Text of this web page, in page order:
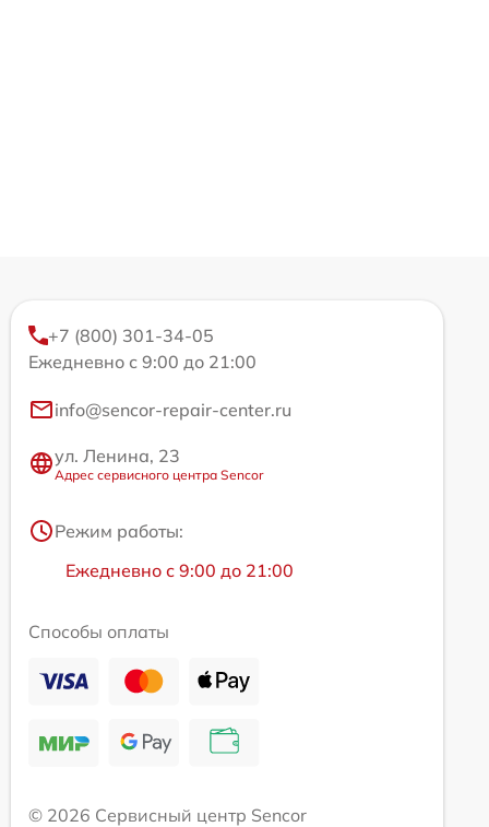
+7 (800) 301-34-05
Ежедневно с 9:00 до 21:00
info@sencor-repair-center.ru
ул. Ленина, 23
Адрес сервисного центра Sencor
Режим работы:
Ежедневно с 9:00 до 21:00
Способы оплаты
© 2026 Сервисный центр Sencor